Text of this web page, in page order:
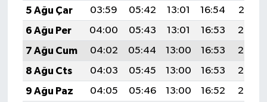
5 Ağu Çar
03:59 05:42 13:01 16:54
20:10
6 Ağu Per
04:00 05:43 13:01 16:53
20:08
7 Ağu Cum
04:02 05:44 13:00 16:53
20:07
8 Ağu Cts
04:03 05:45 13:00 16:53
20:06
9 Ağu Paz
04:05 05:46 13:00 16:52
20:05